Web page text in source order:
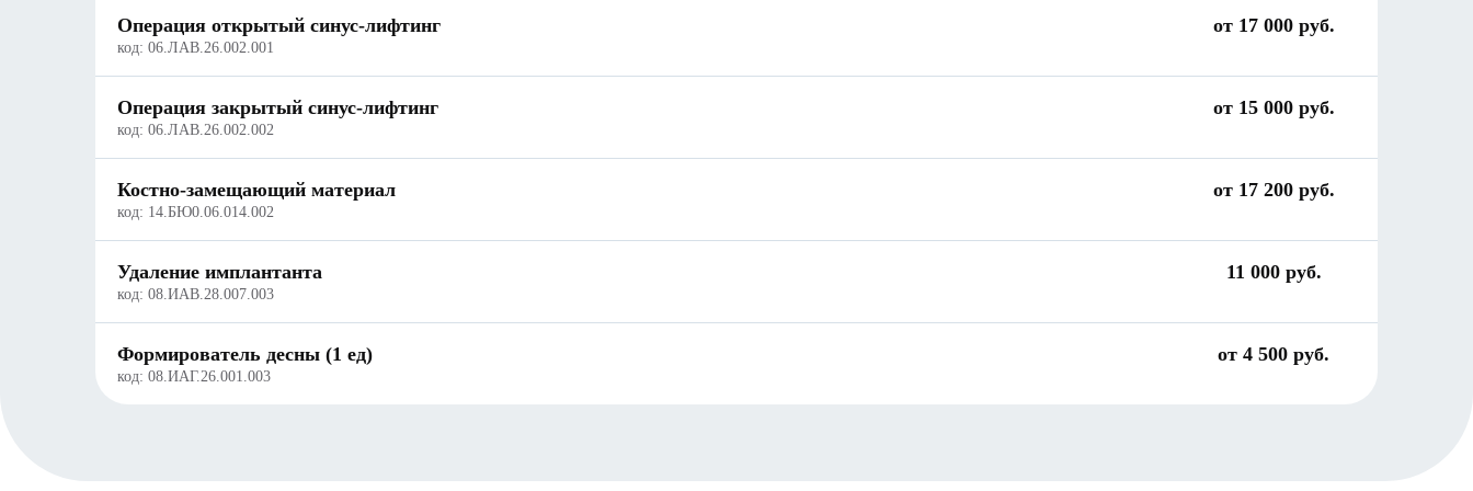
Операция открытый синус-лифтинг
код: 06.ЛАВ.26.002.001
от 17 000 руб.
Операция закрытый синус-лифтинг
код: 06.ЛАВ.26.002.002
от 15 000 руб.
Костно-замещающий материал
код: 14.БЮ0.06.014.002
от 17 200 руб.
Удаление имплантанта
код: 08.ИАВ.28.007.003
11 000 руб.
Формирователь десны (1 ед)
код: 08.ИАГ.26.001.003
от 4 500 руб.